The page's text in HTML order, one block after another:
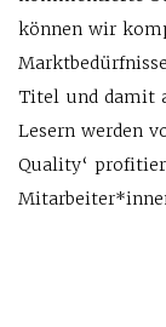
können wir
Titel und damit
Lesern werden
Quality‘